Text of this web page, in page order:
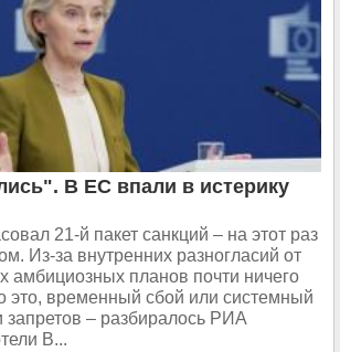
В ЕС впали в истерику
21-й пакет санкций – на этот раз
Из-за внутренних разногласий от
амбициозных планов почти ничего
это, временный сбой или системный
запретов – разбиралось РИА
В...